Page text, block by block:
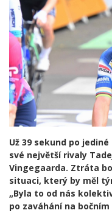
Už 39 sekund po
své největší rivaly
Vingegaarda. Ztráta
situaci, který by měl
„Byla to od nás
po zaváhání na